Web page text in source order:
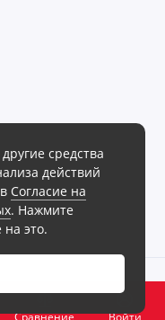
Сравнение
Войти
средства
действий
Согласие на
. Нажмите
на это.